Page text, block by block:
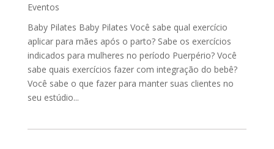
Eventos
Baby Pilates Baby Pilates Você sabe qual exercício
aplicar para mães após o parto? Sabe os exercícios
indicados para mulheres no período Puerpério? Você
sabe quais exercícios fazer com integração do bebê?
Você sabe o que fazer para manter suas clientes no
seu estúdio...